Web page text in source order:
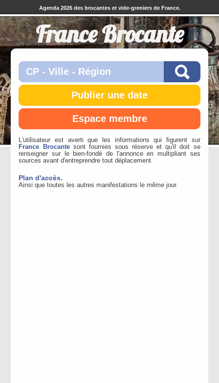
Agenda 2026 des brocantes et vide-greniers de France.
France Brocante
Publier une date
Espace membre
L'utilisateur est averti que les informations qui figurent sur
France Brocantesont fournies sous réserve et qu'il doit se
renseigner sur le bien-fondé de l'annonce en multipliant ses
sources avant d'entreprendre tout déplacement.
Plan d'accès.
Ainsi que toutes les autres manifestations le même jour.